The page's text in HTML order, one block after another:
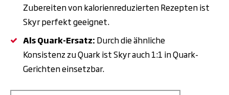
Zubereiten von kalorienreduzierten Rezepten ist
Skyr perfekt geeignet.
Als Quark-Ersatz: Durch die ähnliche
Konsistenz zu Quark ist Skyr auch 1:1 in Quark-
Gerichten einsetzbar.